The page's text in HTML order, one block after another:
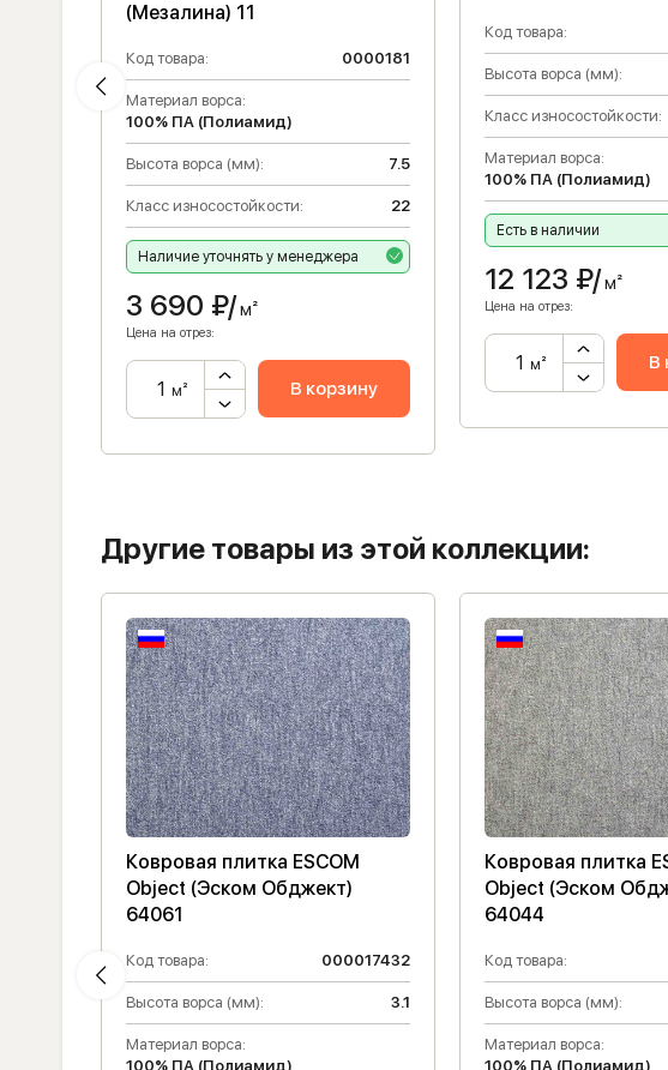
(Мезалина) 11
Код товара: 0000181
Материал ворса:
100% ПА (Полиамид)
Высота ворса (мм): 7.5
Класс износостойкости: 22
Наличие уточнять у менеджера
3 690 ₽/м²
Цена на отрез:
м² В корзину
Код товара:
Высота ворса (мм):
Класс износостойкости:
Материал ворса:
100% ПА (Полиамид)
Есть в наличии
12 123 ₽/м²
Цена на отрез:
м² В
Другие товары из этой коллекции:
Ковровая плитка ESCOM
Object (Эском Обджект)
64061
Код товара: 000017432
Высота ворса (мм): 3.1
Материал ворса:
100% ПА (Полиамид)
Ковровая плитка
Object (Эском
64044
Код товара:
Высота ворса (мм):
Материал ворса:
100% ПА (Полиамид)